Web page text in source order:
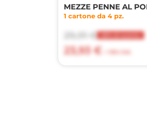
1 cartone da 4 pz.
29,91 €
23,93 €